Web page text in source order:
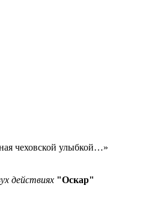
чеховской улыбкой…»
действиях "Оскар"